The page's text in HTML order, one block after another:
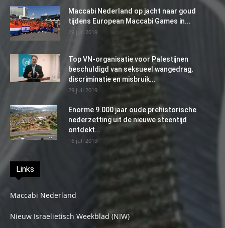
Maccabi Nederland op jacht naar goud
tijdens European Maccabi Games in...
29 juli 2019
Top VN-organisatie voor Palestijnen
beschuldigd van seksueel wangedrag,
discriminatie en misbruik...
29 juli 2019
Enorme 9.000 jaar oude prehistorische
nederzetting uit de nieuwe steentijd
ontdekt...
16 juli 2019
Links
Maccabi Nederland
Nieuw Israelietisch Weekblad (NIW)